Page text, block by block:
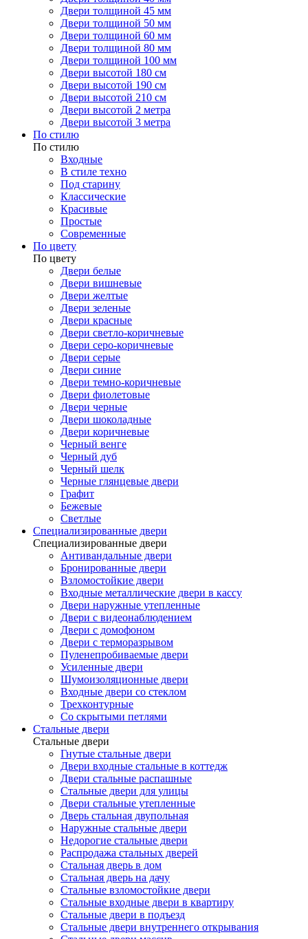
Двери толщиной 45 мм
Двери толщиной 50 мм
Двери толщиной 60 мм
Двери толщиной 80 мм
Двери толщиной 100 мм
Двери высотой 180 см
Двери высотой 190 см
Двери высотой 210 см
Двери высотой 2 метра
Двери высотой 3 метра
По стилю
По стилю
Входные
В стиле техно
Под старину
Классические
Красивые
Простые
Современные
По цвету
По цвету
Двери белые
Двери вишневые
Двери желтые
Двери зеленые
Двери красные
Двери светло-коричневые
Двери серо-коричневые
Двери серые
Двери синие
Двери темно-коричневые
Двери фиолетовые
Двери черные
Двери шоколадные
Двери коричневые
Черный венге
Черный дуб
Черный шелк
Черные глянцевые двери
Графит
Бежевые
Светлые
Специализированные двери
Специализированные двери
Антивандальные двери
Бронированные двери
Взломостойкие двери
Входные металлические двери в кассу
Двери наружные утепленные
Двери с видеонаблюдением
Двери с домофоном
Двери с терморазрывом
Пуленепробиваемые двери
Усиленные двери
Шумоизоляционные двери
Входные двери со стеклом
Трехконтурные
Со скрытыми петлями
Стальные двери
Стальные двери
Гнутые стальные двери
Двери входные стальные в коттедж
Двери стальные распашные
Стальные двери для улицы
Двери стальные утепленные
Дверь стальная двупольная
Наружные стальные двери
Недорогие стальные двери
Распродажа стальных дверей
Стальная дверь в дом
Стальная дверь на дачу
Стальные взломостойкие двери
Стальные входные двери в квартиру
Стальные двери в подъезд
Стальные двери внутреннего открывания